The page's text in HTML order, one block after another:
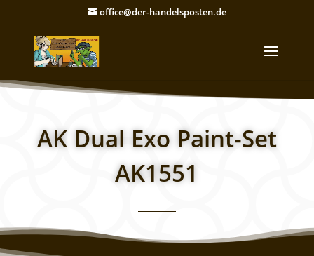
office@der-handelsposten.de
AK Dual Exo Paint-Set
AK1551